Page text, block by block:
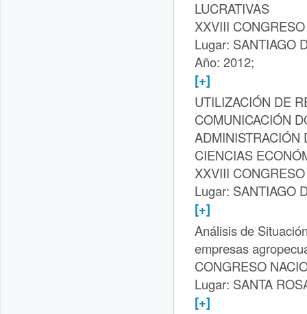
LUCRATIVAS
XXVIII
Lugar: SANTIAGO
Año: 2012;
[+]
UTILIZACIÓN DE
COMUNICACIÓN
ADMINISTRACIÓN
CIENCIAS
XXVIII
Lugar: SANTIAGO
[+]
Análisis de
empresas
CONGRESO
Lugar: SANTA
[+]